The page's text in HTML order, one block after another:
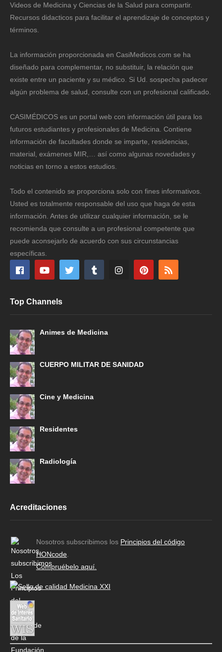
Videos de Medicina y Ciencias de la Salud para compartir.
Recursos didacticos para facilitar el aprendizaje de conceptos y
términos.
La información proporcionada en CasiMedicos.com se ha
diseñado para complementar, no substituir, la relación que
existe entre un paciente y su médico. Si Ud. sospecha padecer
algún problema de salud, consulte con un profesional calificado.
CASIMÉDICOS es un portal web con información útil para los
futuros estudiantes y profesionales de Medicina. Contiene
información de facultades donde se imparte, residencias,
material, exámenes MIR,… así como algunas novedades y
noticias en torno a estos estudios.
Todo el contenido se proporciona solo con fines informativos.
Usted es totalmente responsable del uso que haga de esta
información. Antes de utilizar cualquier información, se le
recomienda que consulte a un profesional competente que
puede aconsejarlo de acuerdo con sus circunstancias
específicas.
Top Channels
Animes de Medicina
CUERPO MILITAR DE SANIDAD
Cine y Medicina
Residentes
Radiología
Acreditaciones
Nosotros subscribimos los Principios del código
HONcode
Compruébelo aquí.